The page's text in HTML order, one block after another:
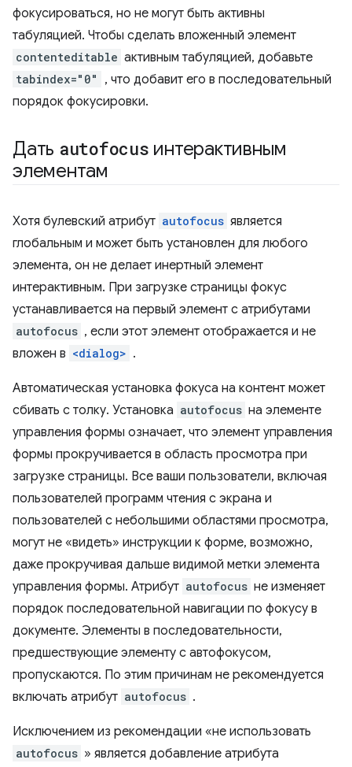
фокусироваться, но не могут быть активны
табуляцией. Чтобы сделать вложенный элемент
contenteditable активным табуляцией, добавьте
tabindex="0"
, что добавит его в последовательный
порядок фокусировки.
Дать autofocus интерактивным
элементам
Хотя булевский атрибут autofocus является
глобальным и может быть установлен для любого
элемента, он не делает инертный элемент
интерактивным. При загрузке страницы фокус
устанавливается на первый элемент с атрибутами
autofocus , если этот элемент отображается и не
вложен в <dialog> .
Автоматическая установка фокуса на контент может
сбивать с толку. Установка autofocus на элементе
управления формы означает, что элемент управления
формы прокручивается в область просмотра при
загрузке страницы. Все ваши пользователи, включая
пользователей программ чтения с экрана и
пользователей с небольшими областями просмотра,
могут не «видеть» инструкции к форме, возможно,
даже прокручивая дальше видимой метки элемента
управления формы. Атрибут autofocus не изменяет
порядок последовательной навигации по фокусу в
документе. Элементы в последовательности,
предшествующие элементу с автофокусом,
пропускаются. По этим причинам не рекомендуется
включать атрибут autofocus .
Исключением из рекомендации «не использовать
autofocus » является добавление атрибута